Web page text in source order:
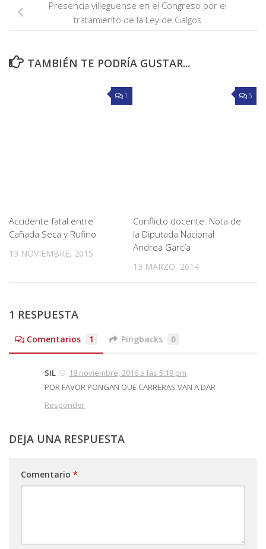
Presencia villeguense en el Congreso por el
tratamiento de la Ley de Galgos
TAMBIÉN TE PODRÍA GUSTAR...
1
Accidente fatal entre
Cañada Seca y Rufino
13 NOVIEMBRE, 2015
5
Conflicto docente: Nota de
la Diputada Nacional
Andrea García
13 MARZO, 2014
1 RESPUESTA
Comentarios 1 Pingbacks 0
SIL
18 noviembre, 2016 a las 5:19 pm
POR FAVOR PONGAN QUE CARRERAS VAN A DAR
Responder
DEJA UNA RESPUESTA
Comentario *